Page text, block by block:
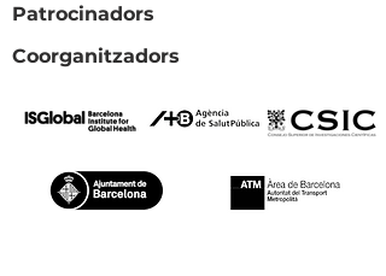
Patrocinadors
Coorganitzadors